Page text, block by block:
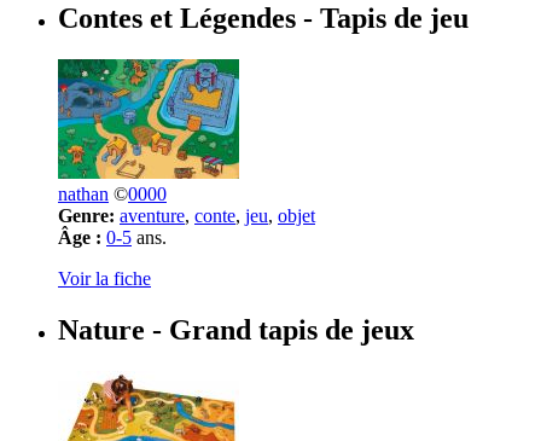
Contes et Légendes - Tapis de jeu
nathan ©0000
Genre: aventure, conte, jeu, objet
Âge : 0-5 ans.
Voir la fiche
Nature - Grand tapis de jeux